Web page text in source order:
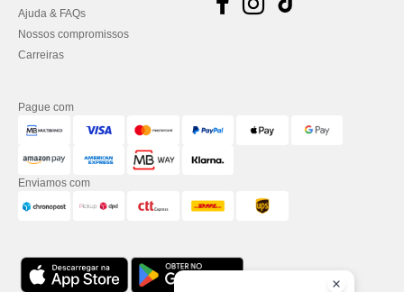
Ajuda & FAQs
Nossos compromissos
Carreiras
Pague com
Enviamos com